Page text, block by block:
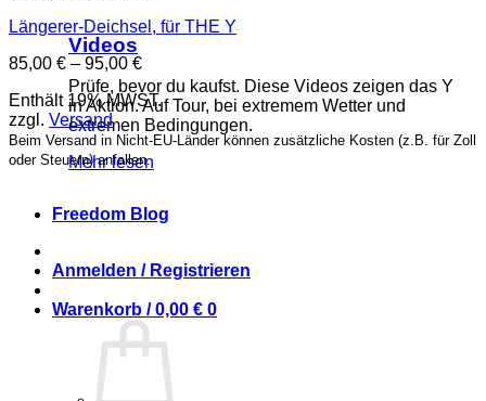
Videos
Prüfe, bevor du kaufst. Diese Videos zeigen das Y
in Aktion. Auf Tour, bei extremem Wetter und
extremen Bedingungen.
Mehr lesen
Freedom Blog
Anmelden / Registrieren
Warenkorb /0,00 € 0
Längerer-Deichsel, für THE Y
85,00 € – 95,00 €Preisspanne:
85,00 €
bis
95,00 €
Enthält 19% MWST.
zzgl. Versand
Beim Versand in Nicht-EU-Länder können zusätzliche Kosten (z.B. für Zoll
oder Steuern) anfallen.